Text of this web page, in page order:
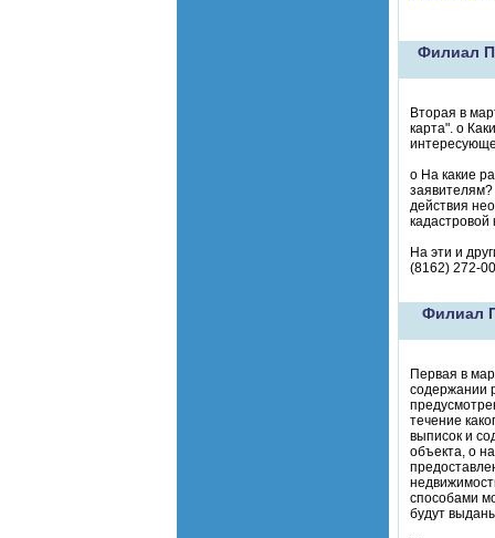
Филиал
Вторая в
карта". o
o На какие
заявителям?
действия
кадастровой
На эти и
(8162) 272-
Филиал
Первая в
содержании
течение
выписок и
объекта, о
способами
будут